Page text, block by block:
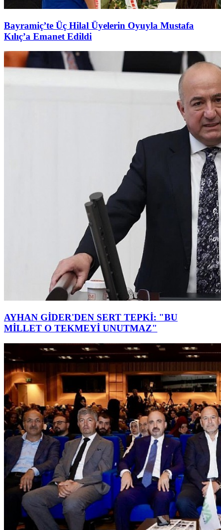
Bayramiç’te Üç Hilal Üyelerin Oyuyla Mustafa
Kılıç’a Emanet Edildi
AYHAN GİDER'DEN SERT TEPKİ: "BU
MİLLET O TEKMEYİ UNUTMAZ"